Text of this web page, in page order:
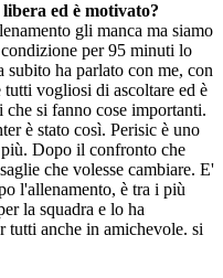
ed è motivato?
gli manca ma siamo
per 95 minuti lo
ha parlato con me, con
tutti vogliosi di ascoltare ed è
che si fanno cose importanti.
è stato così. Perisic è uno
Dopo il confronto che
che volesse cambiare. E'
l'allenamento, è tra i più
la squadra e lo ha
tutti anche in amichevole. si